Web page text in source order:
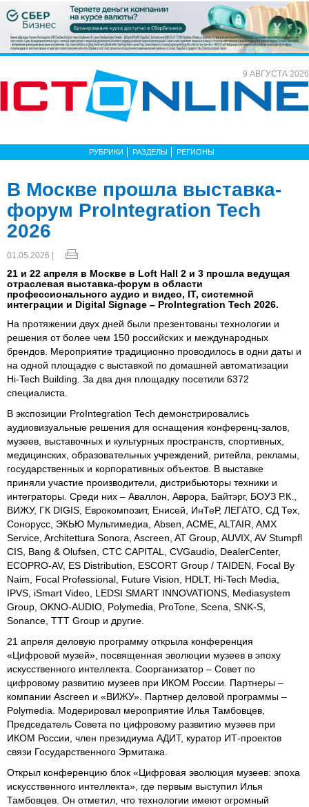
9 АВГУСТА 2026
РУБРИКИ РАЗДЕЛЫ РЕГИОНЫ
В Москве прошла выставка-
форум ProIntegration Tech
2026
01.05.2026 |
21 и 22 апреля в Москве в Loft Hall 2 и 3 прошла ведущая
отраслевая выставка-форум в области
профессионального аудио и видео, IТ, системной
интеграции и Digital Signage – ProIntegration Tech 2026.
На протяжении двух дней были презентованы технологии и
решения от более чем 150 российских и международных
брендов. Мероприятие традиционно проводилось в одни даты и
на одной площадке с выставкой по домашней автоматизации
Hi-Tech Building. За два дня площадку посетили 6372
специалиста.
В экспозиции ProIntegration Tech демонстрировались
аудиовизуальные решения для оснащения конференц-залов,
музеев, выставочных и культурных пространств, спортивных,
медицинских, образовательных учреждений, ритейла, рекламы,
государственных и корпоративных объектов. В выставке
приняли участие производители, дистрибьюторы техники и
интеграторы. Среди них – Аваллон, Аврора, Байтэрг, БОУЗ Р.К.,
ВИЖУ, ГК DIGIS, Еврокомпозит, Енисей, ИнТеР, ЛЕГАТО, СД Тех,
Сонорусс, ЭКЬЮ Мультимедиа, Absen, ACME, ALTAIR, AMX
Service, Architettura Sonora, Ascreen, AT Group, AUVIX, AV Stumpfl
CIS, Bang & Olufsen, CTC CAPITAL, CVGaudio, DealerCenter,
ECOPRO-AV, ES Distribution, ESCORT Group / TAIDEN, Focal By
Naim, Focal Professional, Future Vision, HDLT, Hi-Tech Media,
IPVS, iSmart Video, LEDSI SMART INNOVATIONS, Mediasystem
Group, OKNO-AUDIO, Polymedia, ProTone, Scena, SNK-S,
Sonance, TTT Group и другие.
21 апреля деловую программу открыла конференция
«Цифровой музей», посвященная эволюции музеев в эпоху
искусственного интеллекта. Соорганизатор – Совет по
цифровому развитию музеев при ИКОМ России. Партнеры –
компании Ascreen и «ВИЖУ». Партнер деловой программы –
Polymedia. Модерировал мероприятие Илья Тамбовцев,
Председатель Совета по цифровому развитию музеев при
ИКОМ России, член президиума АДИТ, куратор ИТ-проектов
связи Государственного Эрмитажа.
Открыл конференцию блок «Цифровая эволюция музеев: эпоха
искусственного интеллекта», где первым выступил Илья
Тамбовцев. Он отметил, что технологии имеют огромный